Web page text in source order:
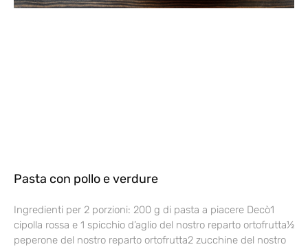
Pasta con pollo e verdure
Ingredienti per 2 porzioni: 200 g di pasta a piacere Decò1
cipolla rossa e 1 spicchio d’aglio del nostro reparto ortofrutta½
peperone del nostro reparto ortofrutta2 zucchine del nostro